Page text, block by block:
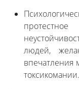
людей,
впечатления
токсикомании.